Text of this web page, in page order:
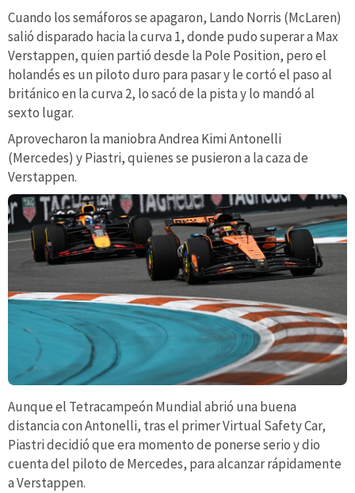
Cuando los semáforos se apagaron, Lando Norris (McLaren)
salió disparado hacia la curva 1, donde pudo superar a Max
Verstappen, quien partió desde la Pole Position, pero el
holandés es un piloto duro para pasar y le cortó el paso al
británico en la curva 2, lo sacó de la pista y lo mandó al
sexto lugar.
Aprovecharon la maniobra Andrea Kimi Antonelli
(Mercedes) y Piastri, quienes se pusieron a la caza de
Verstappen.
Aunque el Tetracampeón Mundial abrió una buena
distancia con Antonelli, tras el primer Virtual Safety Car,
Piastri decidió que era momento de ponerse serio y dio
cuenta del piloto de Mercedes, para alcanzar rápidamente
a Verstappen.